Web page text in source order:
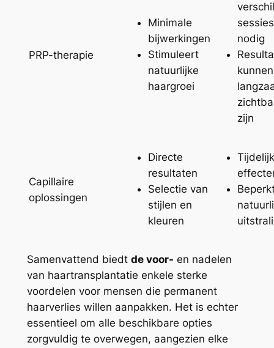
PRP-therapie
Minimale
bijwerkingen
Stimuleert
natuurlijke
haargroei
sessies
nodig
kunnen
zijn
Capillaire
oplossingen
Directe
resultaten
Selectie van
stijlen en
kleuren
Samenvattend biedt de voor- en nadelen
van haartransplantatie enkele sterke
voordelen voor mensen die permanent
haarverlies willen aanpakken. Het is echter
essentieel om alle beschikbare opties
zorgvuldig te overwegen, aangezien elke